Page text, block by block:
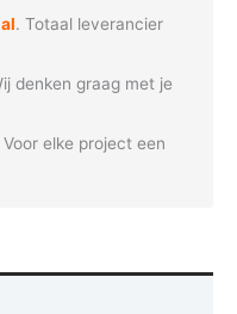
. Totaal leverancier
denken graag met je
elke project een